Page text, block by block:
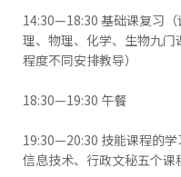
14:30—18:30 基础课复习
理、物理、化学、生物九
程度不同安排教导）
18:30—19:30 午餐
19:30—20:30 技能课程的
信息技术、行政文秘五个课